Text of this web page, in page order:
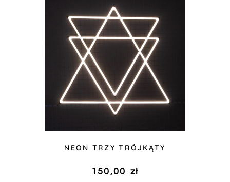
NEON TRZY TRÓJKĄTY
150,00 zł